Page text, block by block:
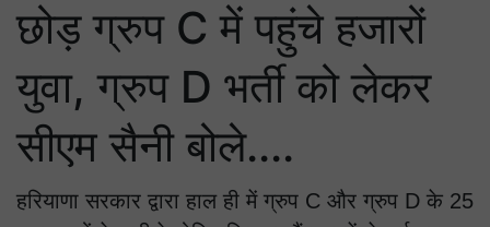
छोड़ ग्रुप C में पहुंचे हजारों
युवा, ग्रुप D भर्ती को लेकर
सीएम सैनी बोले....
हरियाणा सरकार द्वारा हाल ही में ग्रुप C और ग्रुप D के 25